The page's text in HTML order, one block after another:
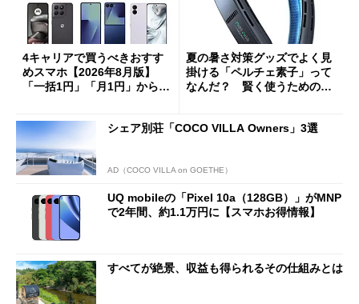
4キャリアで買うべきおすす
めスマホ【2026年8月版】
「一括1円」「月1円」からお
夏の暑さ対策グッズでよく見
掛ける「ペルチェ素子」って
なんだ？ 賢く使うための注
シェア別荘「COCO VILLA Owners」3選
AD（COCO VILLA on GOETHE）
UQ mobileの「Pixel 10a（128GB）」がMNP
で2年間、約1.1万円に【スマホお得情報】
すべてが絶景、収益も得られるその仕組みとは